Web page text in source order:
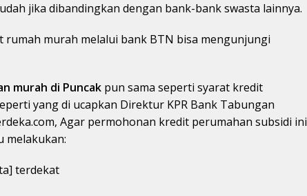
jika dibandingkan dengan bank-bank swasta lainnya.
murah melalui bank BTN bisa mengunjungi
murah di Puncak pun sama seperti syarat kredit
yang di ucapkan Direktur KPR Bank Tabungan
Agar permohonan kredit perumahan subsidi ini
melakukan:
terdekat